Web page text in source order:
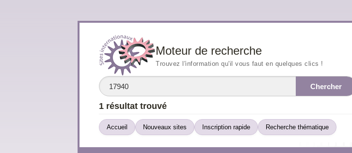
Moteur de recherche
Trouvez l'information qu'il vous faut en quelques clics !
Chercher
1 résultat trouvé
Accueil Nouveaux sites Inscription rapide Recherche thématique